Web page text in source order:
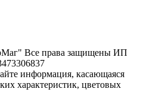
Все права защищены ИП
информация, касающаяся
характеристик, цветовых